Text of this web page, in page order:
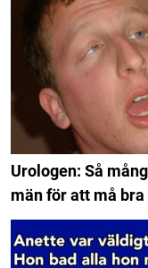
Urologen: Så
män för att må bra